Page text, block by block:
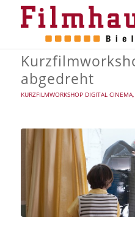
abgedreht
KURZFILMWORKSHOP DIGITAL CINEMA,